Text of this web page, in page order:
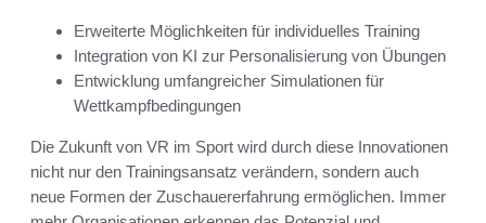
Erweiterte Möglichkeiten für individuelles Training
Integration von KI zur Personalisierung von Übungen
Entwicklung umfangreicher Simulationen für
Wettkampfbedingungen
Die Zukunft von VR im Sport wird durch diese Innovationen
nicht nur den Trainingsansatz verändern, sondern auch
neue Formen der Zuschauererfahrung ermöglichen. Immer